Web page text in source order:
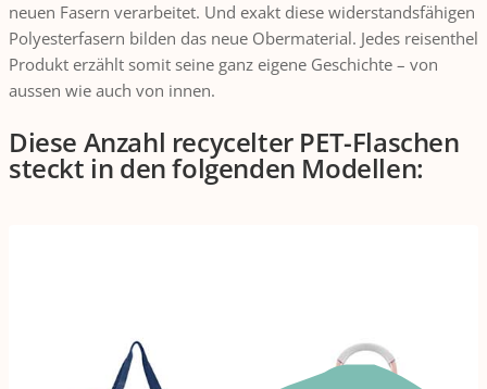
neuen Fasern verarbeitet. Und exakt diese widerstandsfähigen
Polyesterfasern bilden das neue Obermaterial. Jedes reisenthel
Produkt erzählt somit seine ganz eigene Geschichte – von
aussen wie auch von innen.
Diese Anzahl recycelter PET-Flaschen
steckt in den folgenden Modellen: